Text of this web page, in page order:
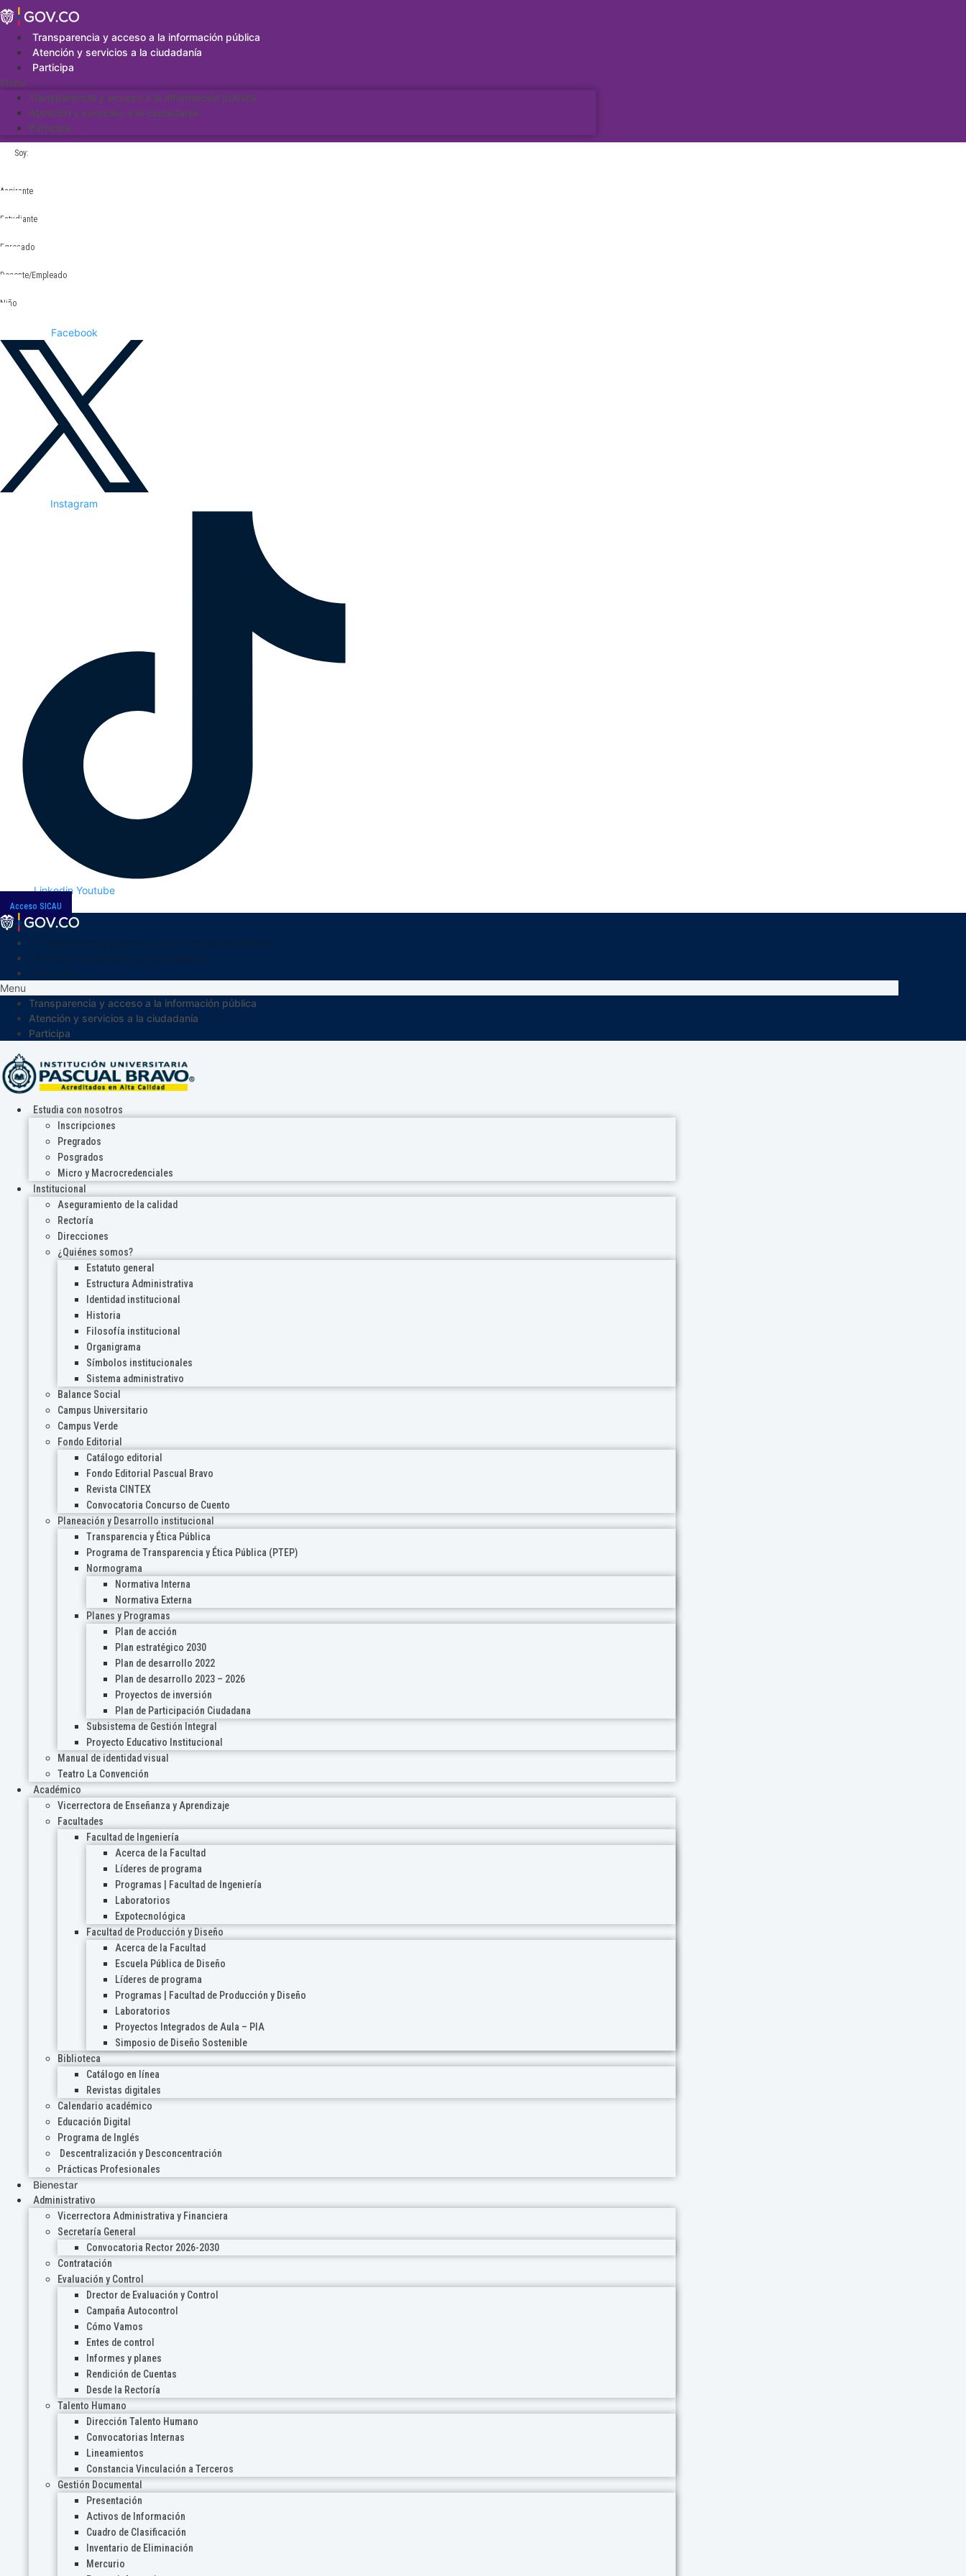
Saltar
al
contenidoTransparencia y acceso a la información pública
Atención y servicios a la ciudadanía
Participa
Menu
Transparencia y acceso a la información pública
Atención y servicios a la ciudadanía
Participa
Soy:
Aspirante
Estudiante
Egresado
Docente/Empleado
Niño
Facebook
Instagram
Linkedin Youtube
Acceso SICAU
Menu
Transparencia y acceso a la información pública
Atención y servicios a la ciudadanía
Participa
Estudia con nosotros
Inscripciones
Pregrados
Posgrados
Micro y Macrocredenciales
Institucional
Aseguramiento de la calidad
Rectoría
Direcciones
¿Quiénes somos?
Estatuto general
Estructura Administrativa
Identidad institucional
Historia
Filosofía institucional
Organigrama
Símbolos institucionales
Sistema administrativo
Balance Social
Campus Universitario
Campus Verde
Fondo Editorial
Catálogo editorial
Fondo Editorial Pascual Bravo
Revista CINTEX
Convocatoria Concurso de Cuento
Planeación y Desarrollo institucional
Transparencia y Ética Pública
Programa de Transparencia y Ética Pública (PTEP)
Normograma
Normativa Interna
Normativa Externa
Planes y Programas
Plan de acción
Plan estratégico 2030
Plan de desarrollo 2022
Plan de desarrollo 2023 – 2026
Proyectos de inversión
Plan de Participación Ciudadana
Subsistema de Gestión Integral
Proyecto Educativo Institucional
Manual de identidad visual
Teatro La Convención
Académico
Vicerrectora de Enseñanza y Aprendizaje
Facultades
Facultad de Ingeniería
Acerca de la Facultad
Líderes de programa
Programas | Facultad de Ingeniería
Laboratorios
Expotecnológica
Facultad de Producción y Diseño
Acerca de la Facultad
Escuela Pública de Diseño
Líderes de programa
Programas | Facultad de Producción y Diseño
Laboratorios
Proyectos Integrados de Aula – PIA
Simposio de Diseño Sostenible
Biblioteca
Catálogo en línea
Revistas digitales
Calendario académico
Educación Digital
Programa de Inglés
Descentralización y Desconcentración
Prácticas Profesionales
Bienestar
Administrativo
Vicerrectora Administrativa y Financiera
Secretaría General
Convocatoria Rector 2026-2030
Contratación
Evaluación y Control
Drector de Evaluación y Control
Campaña Autocontrol
Cómo Vamos
Entes de control
Informes y planes
Rendición de Cuentas
Desde la Rectoría
Talento Humano
Dirección Talento Humano
Convocatorias Internas
Lineamientos
Constancia Vinculación a Terceros
Gestión Documental
Presentación
Activos de Información
Cuadro de Clasificación
Inventario de Eliminación
Mercurio